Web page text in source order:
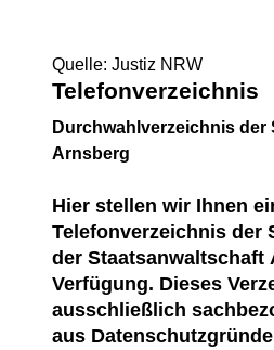
Quelle: Justiz NRW
Telefonverzeichnis
Durchwahlverzeichnis der
Arnsberg
Hier stellen wir Ihnen
Telefonverzeichnis der
der Staatsanwaltschaft
Verfügung. Dieses
ausschließlich
aus